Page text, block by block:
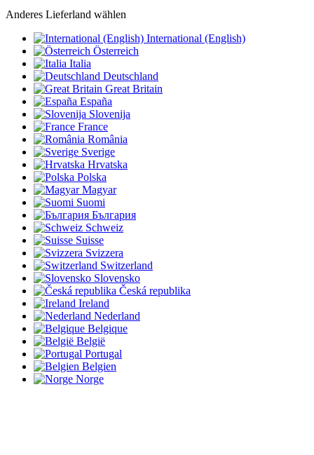
Anderes Lieferland wählen
International (English)
Österreich
Italia
Deutschland
Great Britain
España
Slovenija
France
România
Sverige
Hrvatska
Polska
Magyar
Suomi
България
Schweiz
Suisse
Svizzera
Switzerland
Slovensko
Česká republika
Ireland
Nederland
Belgique
België
Portugal
Belgien
Norge